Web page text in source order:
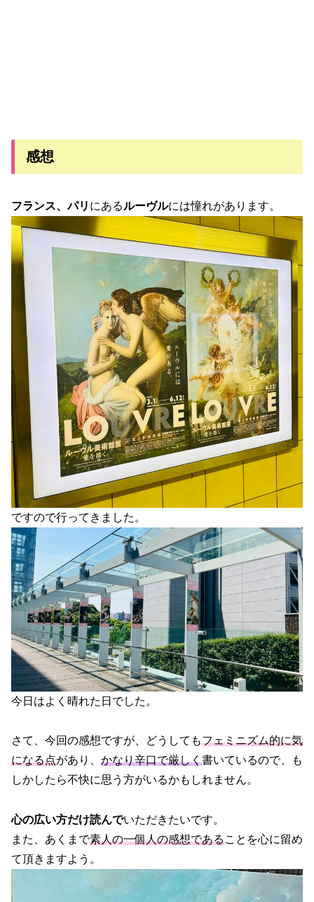
感想
フランス、パリ にあるルーヴルには憧れがあります。
ですので行ってきました。
今日はよく晴れた日でした。
さて、今回の感想ですが、どうしてもフェミニズム的に気
になる点があり、 かなり辛口で厳しく書いているので、も
しかしたら不快に思う方がいるかもしれません。
心の広い方だけ読んでいただきたいです。
また、あくまで素人の一個人の感想であることを心に留め
て頂きますよう。